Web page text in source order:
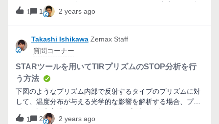
す。ここではレンズデータエディタを修正した内容を、解析
結果に反映させない方法をご紹介します。
1 1 2 years ago
Takashi Ishikawa Zemax Staff
質問コーナー
STARツールを用いてTIRプリズムのSTOP分析を行
う方法
下図のようなプリズム内部で反射するタイプのプリズムに対
して、温度分布が与える光学的な影響を解析する場合、プリ
ズムの設定方法とSTARツールの使用方法を紹介します。
1
2 2 years ago